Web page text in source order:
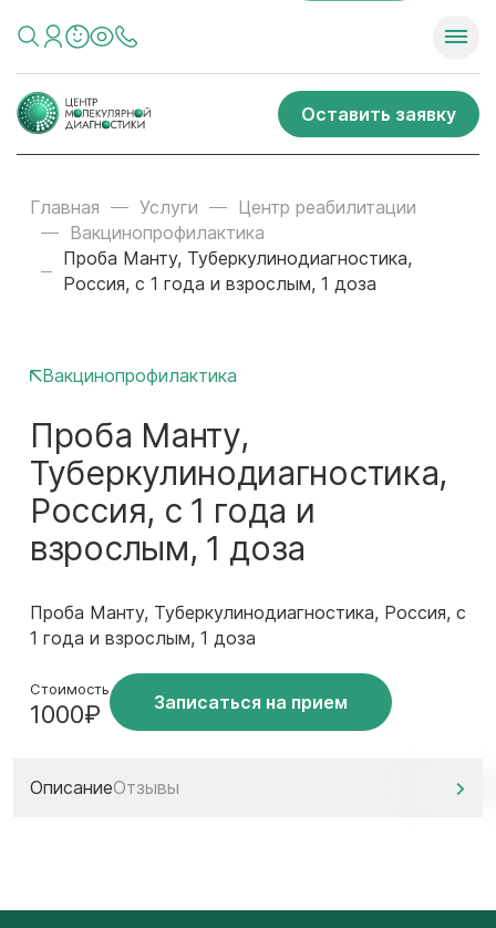
Оставить заявку
Главная Услуги
Центр реабилитации
Вакцинопрофилактика
Проба Манту, Туберкулинодиагностика,
Россия, с 1 года и взрослым, 1 доза
Вакцинопрофилактика
Проба Манту,
Туберкулинодиагностика,
Россия, с 1 года и
взрослым, 1 доза
Проба Манту, Туберкулинодиагностика, Россия, с
1 года и взрослым, 1 доза
Стоимость
1000₽ Записаться на прием
ОписаниеОтзывы